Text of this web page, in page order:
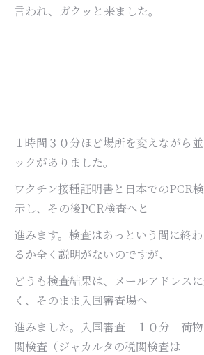
言われ、ガクッと来ました。
１時間３０分ほど場所を変えながら
ックがありました。
ワクチン接種証明書と日本でのPCR
示し、その後PCR検査へと
進みます。検査はあっという間に終
るか全く説明がないのですが、
どうも検査結果は、メールアドレス
く、そのまま入国審査場へ
進みました。入国審査 １０分 荷物
関検査（ジャカルタの税関検査は